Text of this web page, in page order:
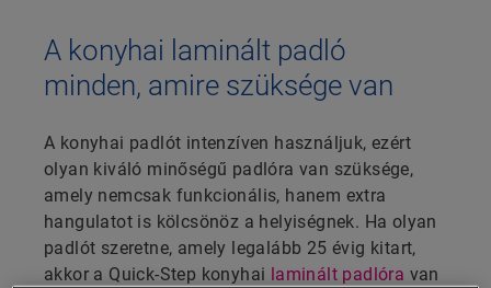
A konyhai laminált padló
minden, amire szüksége van
A konyhai padlót intenzíven használjuk, ezért
olyan kiváló minőségű padlóra van szüksége,
amely nemcsak funkcionális, hanem extra
hangulatot is kölcsönöz a helyiségnek. Ha olyan
padlót szeretne, amely legalább 25 évig kitart,
akkor a Quick-Step konyhai laminált padlóra van